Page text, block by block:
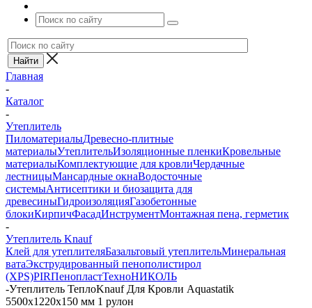
Главная
-
Каталог
-
Утеплитель
ПиломатериалыДревесно-плитные
материалыУтеплительИзоляционные пленкиКровельные
материалыКомплектующие для кровлиЧердачные
лестницыМансардные окнаВодосточные
системыАнтисептики и биозащита для
древесиныГидроизоляцияГазобетонные
блокиКирпичФасадИнструментМонтажная пена, герметик
-
Утеплитель Knauf
Клей для утеплителяБазальтовый утеплительМинеральная
ватаЭкструдированный пенополистирол
(XPS)PIRПенопластТехноНИКОЛЬ
-Утеплитель ТеплоKnauf Для Кровли Aquastatik
5500x1220x150 мм 1 рулон